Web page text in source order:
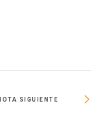
SIGUIENTE